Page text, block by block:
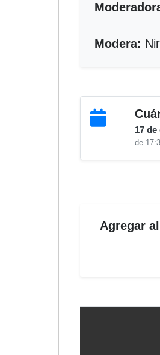
Modera:
17
de
Agregar